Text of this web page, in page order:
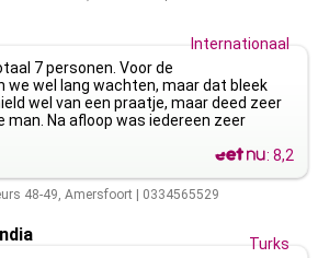
Internationaal
7 personen. Voor de
wel lang wachten, maar dat bleek
wel van een praatje, maar deed zeer
man. Na afloop was iedereen zeer
:8,2
48-49, Amersfoort 0334565529
Turks